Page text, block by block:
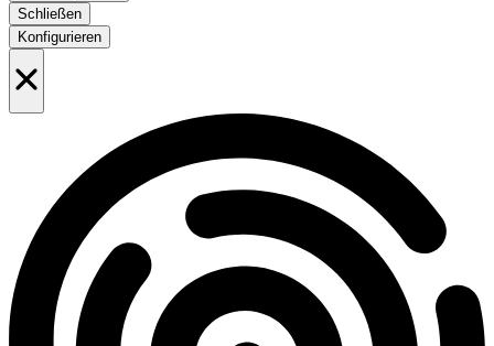
Schließen
Konfigurieren